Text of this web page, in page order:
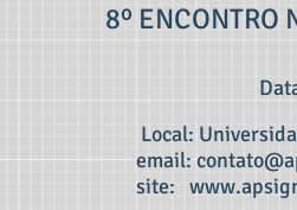
8º ENCONTRO
Local:
email:
site: